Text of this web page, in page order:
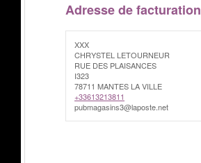
Adresse de facturation
XXX
CHRYSTEL LETOURNEUR
RUE DES PLAISANCES
I323
78711 MANTES LA VILLE
+33613213811
pubmagasins3@laposte.net